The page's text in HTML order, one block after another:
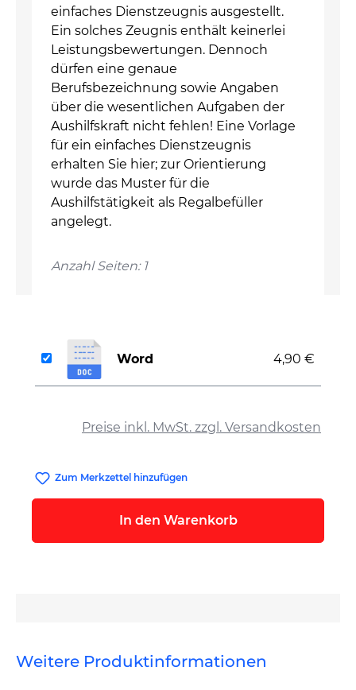
einfaches Dienstzeugnis ausgestellt.
Ein solches Zeugnis enthält keinerlei
Leistungsbewertungen. Dennoch
dürfen eine genaue
Berufsbezeichnung sowie Angaben
über die wesentlichen Aufgaben der
Aushilfskraft nicht fehlen! Eine Vorlage
für ein einfaches Dienstzeugnis
erhalten Sie hier; zur Orientierung
wurde das Muster für die
Aushilfstätigkeit als Regalbefüller
angelegt.
Anzahl Seiten: 1
Preise inkl. MwSt. zzgl. Versandkosten
Word 4,90 €
Zum Merkzettel hinzufügen
In den Warenkorb
Weitere Produktinformationen